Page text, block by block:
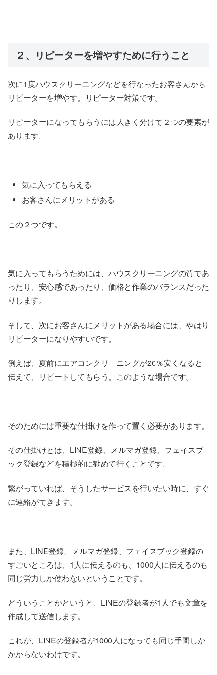
２、リピーターを増やすために行うこと
次に1度ハウスクリーニングなどを行なったお客さんから
リピーターを増やす。リピーター対策です。
リピーターになってもらうには大きく分けて２つの要素が
あります。
気に入ってもらえる
お客さんにメリットがある
この２つです。
気に入ってもらうためには、ハウスクリーニングの質であ
ったり、安心感であったり、価格と作業のバランスだった
りします。
そして、次にお客さんにメリットがある場合には、やはり
リピーターになりやすいです。
例えば、夏前にエアコンクリーニングが20％安くなると
伝えて、リピートしてもらう。このような場合です。
そのためには重要な仕掛けを作って置く必要があります。
その仕掛けとは、LINE登録、メルマガ登録、フェイスブ
ック登録などを積極的に勧めて行くことです。
繋がっていれば、そうしたサービスを行いたい時に、すぐ
に連絡ができます。
また、LINE登録、メルマガ登録、フェイスブック登録の
すごいところは、1人に伝えるのも、1000人に伝えるのも
同じ労力しか使わないということです。
どういうことかというと、LINEの登録者が1人でも文章を
作成して送信します。
これが、LINEの登録者が1000人になっても同じ手間しか
かからないわけです。